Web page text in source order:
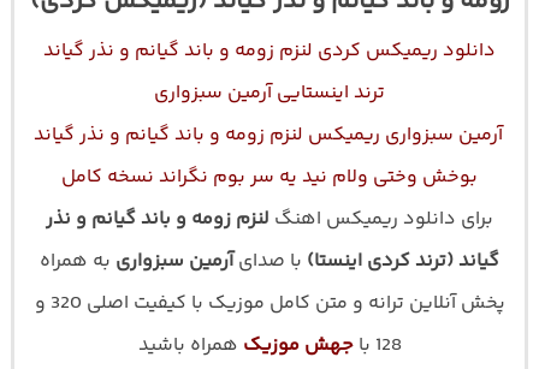
دانلود ریمیکس کردی لنزم زومه و باند گیانم و نذر گیاند
ترند اینستایی آرمین سبزواری
آرمین سبزواری ریمیکس لنزم زومه و باند گیانم و نذر گیاند
بوخش وختی ولام نید یه سر بوم نگراند نسخه کامل
برای دانلود ریمیکس اهنگ لنزم زومه و باند گیانم و نذر
گیاند (ترند کردی اینستا) با صدایآرمین سبزواری به همراه
پخش آنلاین ترانه و متن کامل موزیک با کیفیت اصلی 320 و
128 با
جهش موزیک همراه باشید